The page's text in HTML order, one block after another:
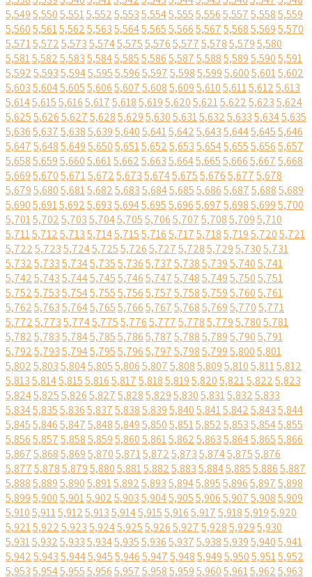
5,5495,5505,5515,5525,5535,5545,5555,5565,5575,5585,559
5,5605,5615,5625,5635,5645,5655,5665,5675,5685,5695,570
5,5715,5725,5735,5745,5755,5765,5775,5785,5795,580
5,5815,5825,5835,5845,5855,5865,5875,5885,5895,5905,591
5,5925,5935,5945,5955,5965,5975,5985,5995,6005,6015,602
5,6035,6045,6055,6065,6075,6085,6095,6105,6115,6125,613
5,6145,6155,6165,6175,6185,6195,6205,6215,6225,6235,624
5,6255,6265,6275,6285,6295,6305,6315,6325,6335,6345,635
5,6365,6375,6385,6395,6405,6415,6425,6435,6445,6455,646
5,6475,6485,6495,6505,6515,6525,6535,6545,6555,6565,657
5,6585,6595,6605,6615,6625,6635,6645,6655,6665,6675,668
5,6695,6705,6715,6725,6735,6745,6755,6765,6775,678
5,6795,6805,6815,6825,6835,6845,6855,6865,6875,6885,689
5,6905,6915,6925,6935,6945,6955,6965,6975,6985,6995,700
5,7015,7025,7035,7045,7055,7065,7075,7085,7095,710
5,7115,7125,7135,7145,7155,7165,7175,7185,7195,7205,721
5,7225,7235,7245,7255,7265,7275,7285,7295,7305,731
5,7325,7335,7345,7355,7365,7375,7385,7395,7405,741
5,7425,7435,7445,7455,7465,7475,7485,7495,7505,751
5,7525,7535,7545,7555,7565,7575,7585,7595,7605,761
5,7625,7635,7645,7655,7665,7675,7685,7695,7705,771
5,7725,7735,7745,7755,7765,7775,7785,7795,7805,781
5,7825,7835,7845,7855,7865,7875,7885,7895,7905,791
5,7925,7935,7945,7955,7965,7975,7985,7995,8005,801
5,8025,8035,8045,8055,8065,8075,8085,8095,8105,8115,812
5,8135,8145,8155,8165,8175,8185,8195,8205,8215,8225,823
5,8245,8255,8265,8275,8285,8295,8305,8315,8325,833
5,8345,8355,8365,8375,8385,8395,8405,8415,8425,8435,844
5,8455,8465,8475,8485,8495,8505,8515,8525,8535,8545,855
5,8565,8575,8585,8595,8605,8615,8625,8635,8645,8655,866
5,8675,8685,8695,8705,8715,8725,8735,8745,8755,876
5,8775,8785,8795,8805,8815,8825,8835,8845,8855,8865,887
5,8885,8895,8905,8915,8925,8935,8945,8955,8965,8975,898
5,8995,9005,9015,9025,9035,9045,9055,9065,9075,9085,909
5,9105,9115,9125,9135,9145,9155,9165,9175,9185,9195,920
5,9215,9225,9235,9245,9255,9265,9275,9285,9295,930
5,9315,9325,9335,9345,9355,9365,9375,9385,9395,9405,941
5,9425,9435,9445,9455,9465,9475,9485,9495,9505,9515,952
5,9535,9545,9555,9565,9575,9585,9595,9605,9615,9625,963